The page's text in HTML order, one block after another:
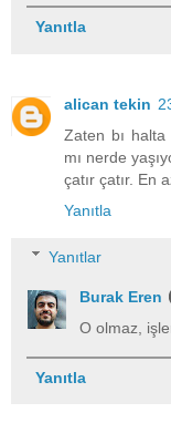
Yanıtla
alican tekin
Zaten bı halta
mı nerde
çatır çatır. En
Yanıtla
Yanıtlar
Burak Eren
O olmaz,
Yanıtla